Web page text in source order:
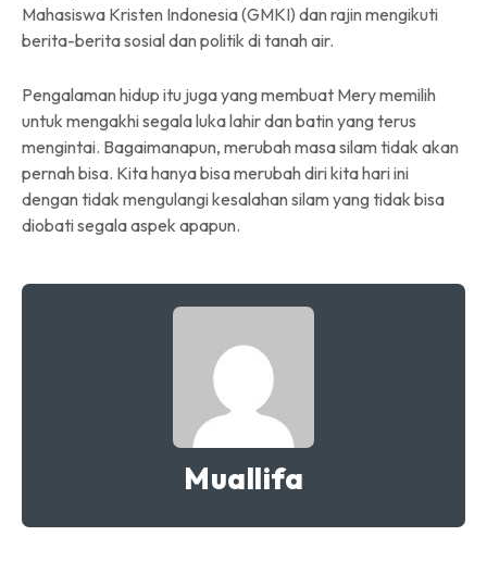
Mahasiswa Kristen Indonesia (GMKI) dan rajin mengikuti
berita-berita sosial dan politik di tanah air.
Pengalaman hidup itu juga yang membuat Mery memilih
untuk mengakhi segala luka lahir dan batin yang terus
mengintai. Bagaimanapun, merubah masa silam tidak akan
pernah bisa. Kita hanya bisa merubah diri kita hari ini
dengan tidak mengulangi kesalahan silam yang tidak bisa
diobati segala aspek apapun.
Muallifa